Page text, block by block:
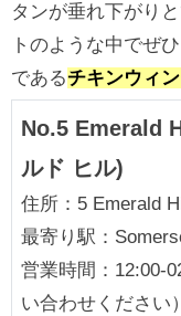
タンが垂れ下がり
トのような中でぜ
であるチキンウィ
No.5 Emerald
ルド ヒル)
住所：5 Emerald
最寄り駅：
営業時間：12:00-
い合わせください）